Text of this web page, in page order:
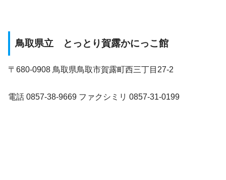
鳥取県立 とっとり賀露かにっこ館
〒680-0908 鳥取県鳥取市賀露町西三丁目27-2
電話 0857-38-9669 ファクシミリ 0857-31-0199